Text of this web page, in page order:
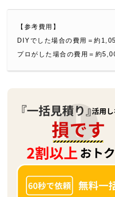
【参考費用】
DIYでした場合の費用＝約
プロがした場合の費用＝約